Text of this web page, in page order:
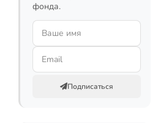
фонда.
Подписаться